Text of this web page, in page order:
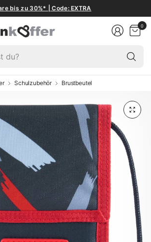
bis zu 30%* | Code: EXTRA
0
Schulzubehör Brustbeutel